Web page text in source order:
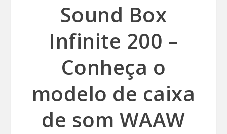
Sound Box
Infinite 200 –
Conheça o
modelo de caixa
de som WAAW